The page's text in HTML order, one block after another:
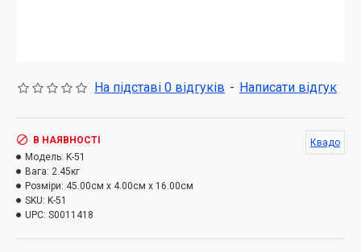
На підставі 0 відгуків - Написати відгук
В НАЯВНОСТІ
Модель: K-51
Вага: 2.45кг
Розміри: 45.00см x 4.00см x 16.00см
SKU: K-51
UPC: S0011418
Квадо